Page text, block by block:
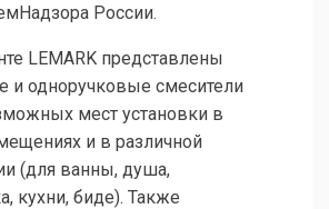
России.
LEMARK представлены
и одноручковые смесители
мест установки в
и в различной
(для ванны, душа,
кухни, биде). Также